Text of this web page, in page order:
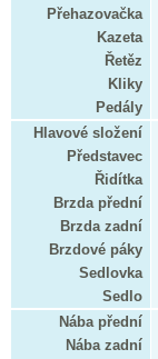
Přehazovačka
Kazeta
Řetěz
Kliky
Pedály
Hlavové složení
Představec
Řidítka
Brzda přední
Brzda zadní
Brzdové páky
Sedlovka
Sedlo
Nába přední
Nába zadní